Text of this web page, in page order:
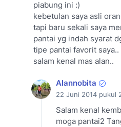
piabung ini :)
kebetulan saya asli
tapi baru sekali saya
pantai yg indah syarat
tipe pantai favorit saya..
salam kenal mas alan..
Alannobita
22 Juni 2014 pukul
Salam kenal
moga pantai2